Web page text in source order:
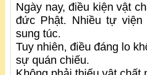
Ngày nay, điều kiện vật
đức Phật. Nhiều tự
sung túc.
Tuy nhiên, điều đáng lo
sự quán chiếu.